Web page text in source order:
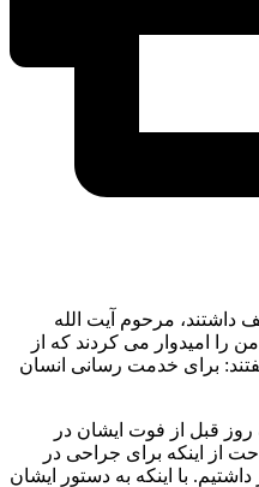
داشتند، مرحوم آیت‌ الله
را امیدوار می‌ کردند که از
برای خدمت‌ رسانی انسان
روز قبل از فوت ایشان در
از اینکه برای جراحی در
با اینکه به دستور ایشان